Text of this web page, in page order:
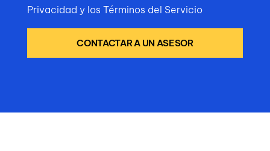
Privacidad y los Términos del Servicio
CONTACTAR A UN ASESOR